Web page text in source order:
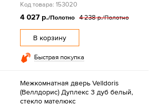
Код товара: 153020
4 027 р./Полотно 4 238 р./Полотно
В корзину
Быстрая покупка
Межкомнатная дверь Velldoris
(Веллдорис) Дуплекс 3 дуб белый,
стекло мателюкс